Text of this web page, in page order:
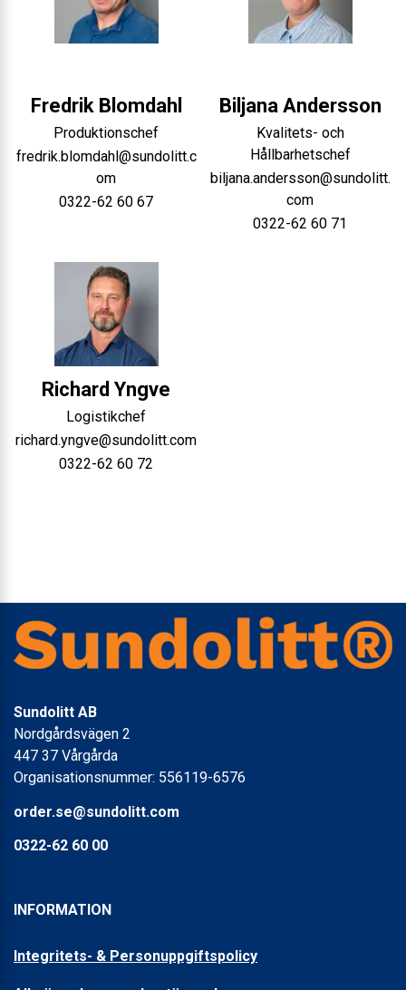
Fredrik Blomdahl
Produktionschef
fredrik.blomdahl@sundolitt.c
om
0322-62 60 67
Biljana Andersson
Kvalitets- och
Hållbarhetschef
biljana.andersson@sundolitt.
com
0322-62 60 71
Richard Yngve
Logistikchef
richard.yngve@sundolitt.com
0322-62 60 72
Sundolitt AB
Nordgårdsvägen 2
447 37 Vårgårda
Organisationsnummer: 556119-6576
order.se@sundolitt.com
0322-62 60 00
INFORMATION
Integritets- & Personuppgiftspolicy